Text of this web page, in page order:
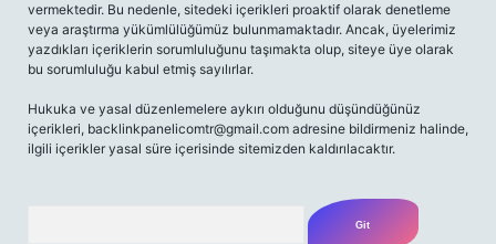
vermektedir. Bu nedenle, sitedeki içerikleri proaktif olarak denetleme
veya araştırma yükümlülüğümüz bulunmamaktadır. Ancak, üyelerimiz
yazdıkları içeriklerin sorumluluğunu taşımakta olup, siteye üye olarak
bu sorumluluğu kabul etmiş sayılırlar.
Hukuka ve yasal düzenlemelere aykırı olduğunu düşündüğünüz
içerikleri, backlinkpanelicomtr@gmail.com adresine bildirmeniz halinde,
ilgili içerikler yasal süre içerisinde sitemizden kaldırılacaktır.